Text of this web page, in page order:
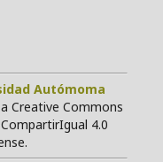
Autómoma
Creative Commons
4.0